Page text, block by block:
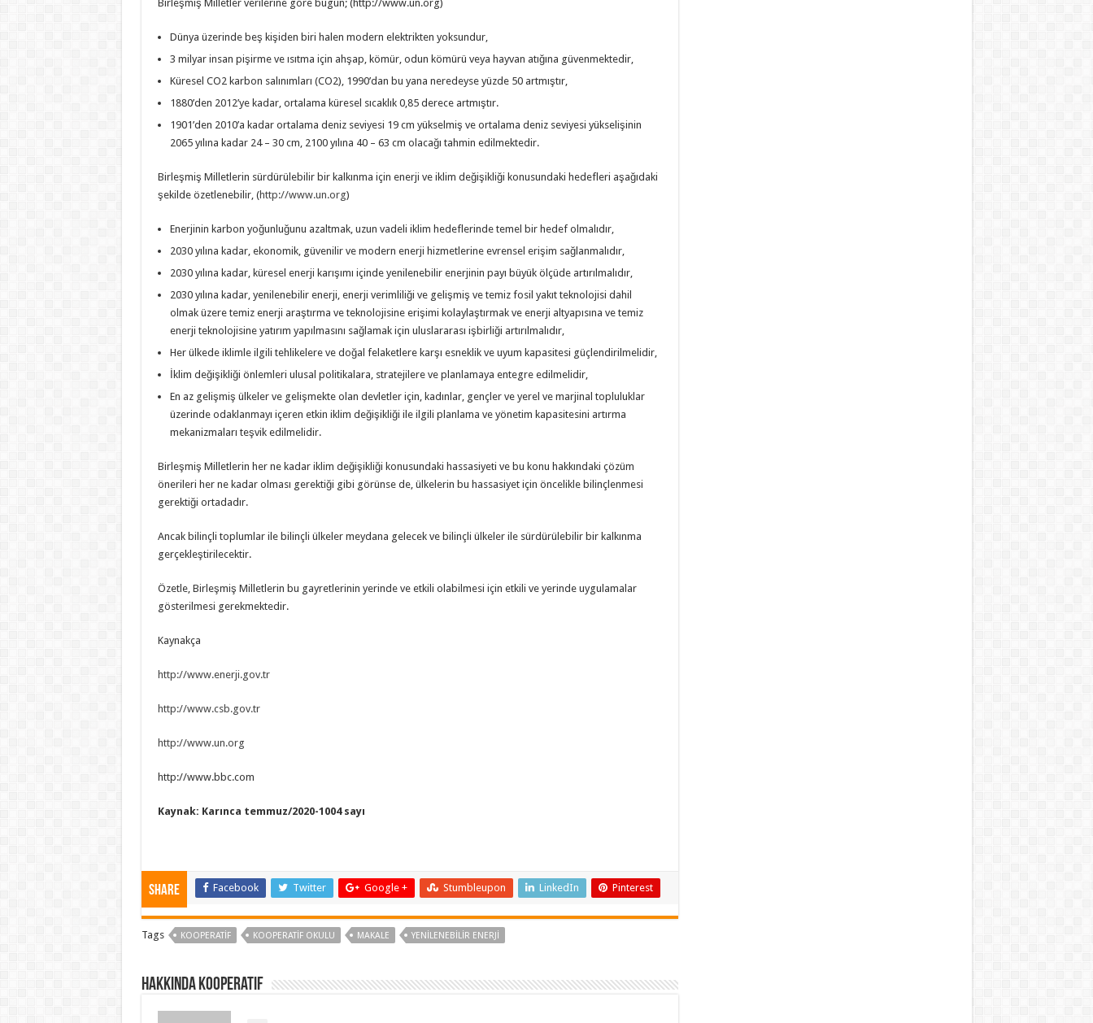
Birleşmiş Milletler verilerine göre bugün; (http://www.un.org)
Dünya üzerinde beş kişiden biri halen modern elektrikten yoksundur,
3 milyar insan pişirme ve ısıtma için ahşap, kömür, odun kömürü veya hayvan atığına güvenmektedir,
Küresel CO2 karbon salınımları (CO2), 1990’dan bu yana neredeyse yüzde 50 artmıştır,
1880’den 2012’ye kadar, ortalama küresel sıcaklık 0,85 derece artmıştır.
1901’den 2010’a kadar ortalama deniz seviyesi 19 cm yükselmiş ve ortalama deniz seviyesi yükselişinin
2065 yılına kadar 24 – 30 cm, 2100 yılına 40 – 63 cm olacağı tahmin edilmektedir.
Birleşmiş Milletlerin sürdürülebilir bir kalkınma için enerji ve iklim değişikliği konusundaki hedefleri aşağıdaki
şekilde özetlenebilir, (http://www.un.org)
Enerjinin karbon yoğunluğunu azaltmak, uzun vadeli iklim hedeflerinde temel bir hedef olmalıdır,
2030 yılına kadar, ekonomik, güvenilir ve modern enerji hizmetlerine evrensel erişim sağlanmalıdır,
2030 yılına kadar, küresel enerji karışımı içinde yenilenebilir enerjinin payı büyük ölçüde artırılmalıdır,
2030 yılına kadar, yenilenebilir enerji, enerji verimliliği ve gelişmiş ve temiz fosil yakıt teknolojisi dahil
olmak üzere temiz enerji araştırma ve teknolojisine erişimi kolaylaştırmak ve enerji altyapısına ve temiz
enerji teknolojisine yatırım yapılmasını sağlamak için uluslararası işbirliği artırılmalıdır,
Her ülkede iklimle ilgili tehlikelere ve doğal felaketlere karşı esneklik ve uyum kapasitesi güçlendirilmelidir,
İklim değişikliği önlemleri ulusal politikalara, stratejilere ve planlamaya entegre edilmelidir,
En az gelişmiş ülkeler ve gelişmekte olan devletler için, kadınlar, gençler ve yerel ve marjinal topluluklar
üzerinde odaklanmayı içeren etkin iklim değişikliği ile ilgili planlama ve yönetim kapasitesini artırma
mekanizmaları teşvik edilmelidir.
Birleşmiş Milletlerin her ne kadar iklim değişikliği konusundaki hassasiyeti ve bu konu hakkındaki çözüm
önerileri her ne kadar olması gerektiği gibi görünse de, ülkelerin bu hassasiyet için öncelikle bilinçlenmesi
gerektiği ortadadır.
Ancak bilinçli toplumlar ile bilinçli ülkeler meydana gelecek ve bilinçli ülkeler ile sürdürülebilir bir kalkınma
gerçekleştirilecektir.
Özetle, Birleşmiş Milletlerin bu gayretlerinin yerinde ve etkili olabilmesi için etkili ve yerinde uygulamalar
gösterilmesi gerekmektedir.
Kaynakça
http://www.enerji.gov.tr
http://www.csb.gov.tr
http://www.un.org
http://www.bbc.com
Kaynak: Karınca temmuz/2020-1004 sayı
Share Facebook Twitter Google + Stumbleupon LinkedIn Pinterest
Tags KOOPERATIF KOOPERATIF OKULU MAKALE YENİLENEBİLİR ENERJİ
Hakkında kooperatif